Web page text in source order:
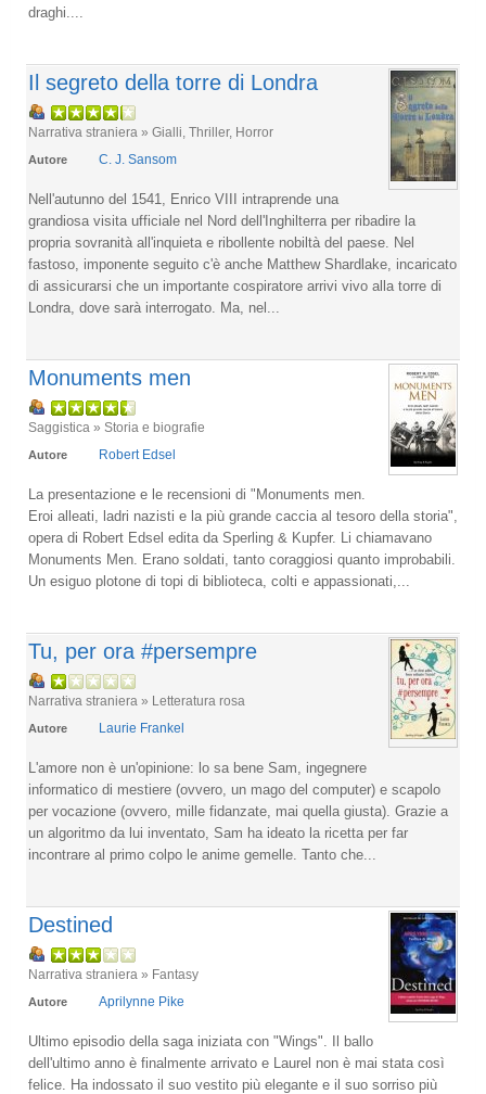
draghi....
Il segreto della torre di Londra
Narrativa straniera » Gialli, Thriller, Horror
Autore C. J. Sansom
Nell'autunno del 1541, Enrico VIII intraprende una
grandiosa visita ufficiale nel Nord dell'Inghilterra per ribadire la
propria sovranità all'inquieta e ribollente nobiltà del paese. Nel
fastoso, imponente seguito c'è anche Matthew Shardlake, incaricato
di assicurarsi che un importante cospiratore arrivi vivo alla torre di
Londra, dove sarà interrogato. Ma, nel...
Monuments men
Saggistica » Storia e biografie
Autore Robert Edsel
La presentazione e le recensioni di "Monuments men.
Eroi alleati, ladri nazisti e la più grande caccia al tesoro della storia",
opera di Robert Edsel edita da Sperling & Kupfer. Li chiamavano
Monuments Men. Erano soldati, tanto coraggiosi quanto improbabili.
Un esiguo plotone di topi di biblioteca, colti e appassionati,...
Tu, per ora #persempre
Narrativa straniera » Letteratura rosa
Autore Laurie Frankel
L'amore non è un'opinione: lo sa bene Sam, ingegnere
informatico di mestiere (ovvero, un mago del computer) e scapolo
per vocazione (ovvero, mille fidanzate, mai quella giusta). Grazie a
un algoritmo da lui inventato, Sam ha ideato la ricetta per far
incontrare al primo colpo le anime gemelle. Tanto che...
Destined
Narrativa straniera » Fantasy
Autore Aprilynne Pike
Ultimo episodio della saga iniziata con "Wings". Il ballo
dell'ultimo anno è finalmente arrivato e Laurel non è mai stata così
felice. Ha indossato il suo vestito più elegante e il suo sorriso più